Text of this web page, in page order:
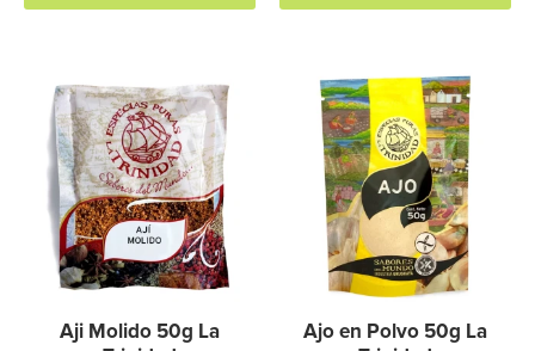
Aji Molido 50g La
Ajo en Polvo 50g La